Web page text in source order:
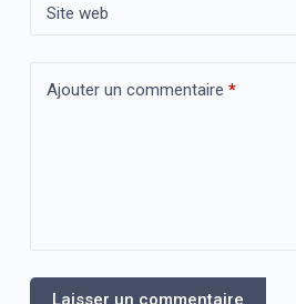
Site web
Ajouter un commentaire *
Laisser un commentaire